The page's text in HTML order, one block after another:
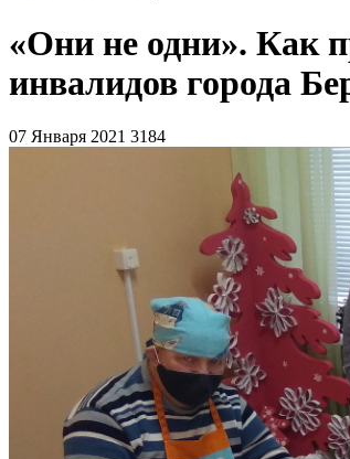
«Они не одни». Как
инвалидов города
07 Января 2021 3184